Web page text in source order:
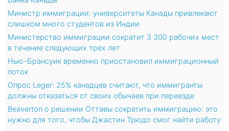
Министр иммиграции: университеты Канады привлекают
слишком много студентов из Индии
Министерство иммиграции сократит 3 300 рабочих мест
в течение следующих трех лет
Нью-Брансуик временно приостановил иммиграционный
поток
Опрос Leger: 25% канадцев считают, что иммигранты
должны отказаться от своих обычаев при переезде
Beaverton о решении Оттавы сократить иммиграцию: это
нужно для того, чтобы Джастин Трюдо смог найти работу